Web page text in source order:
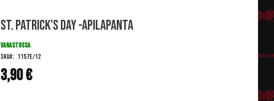
St. Patrick's Day -apilapanta
3,90 €
VARASTOSSA
SKU
1157E/12